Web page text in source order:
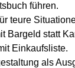
führen.
teure
Bargeld statt
Einkaufsliste.
als